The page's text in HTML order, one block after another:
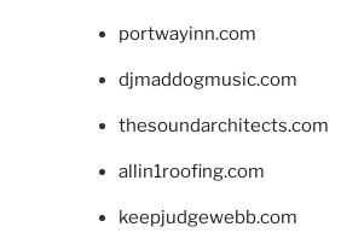
portwayinn.com
djmaddogmusic.com
thesoundarchitects.com
allin1roofing.com
keepjudgewebb.com